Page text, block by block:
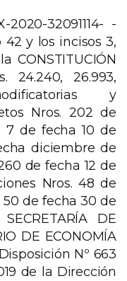
32091114- -
42 y los incisos 3,
24.240, 26.993,
y
Nros. 202 de
7 de fecha 10 de
diciembre de
de fecha 12 de
Nros. 48 de
de fecha 30 de
DE
DE ECONOMÍA
Nº 663
de la Dirección